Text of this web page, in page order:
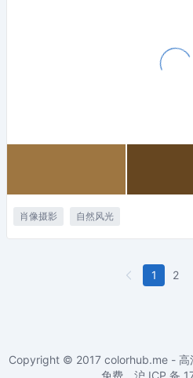
肖像摄影 自然风光
1 2
Copyright © 2017 colorhub.me - 高
免费。沪 ICP 备